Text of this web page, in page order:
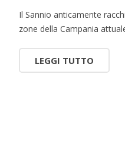
Il Sannio anticamente
zone della Campania
LEGGI TUTTO